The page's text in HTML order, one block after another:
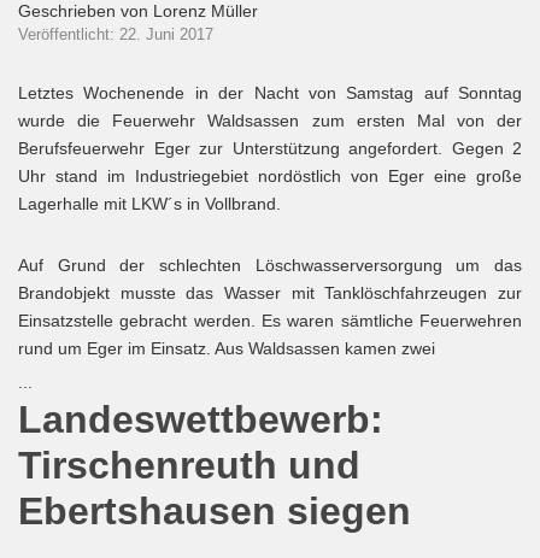
Geschrieben von Lorenz Müller
Veröffentlicht: 22. Juni 2017
Letztes Wochenende in der Nacht von Samstag auf Sonntag
wurde die Feuerwehr Waldsassen zum ersten Mal von der
Berufsfeuerwehr Eger zur Unterstützung angefordert. Gegen 2
Uhr stand im Industriegebiet nordöstlich von Eger eine große
Lagerhalle mit LKW´s in Vollbrand.
Auf Grund der schlechten Löschwasserversorgung um das
Brandobjekt musste das Wasser mit Tanklöschfahrzeugen zur
Einsatzstelle gebracht werden. Es waren sämtliche Feuerwehren
rund um Eger im Einsatz. Aus Waldsassen kamen zwei
Landeswettbewerb:
Tirschenreuth und
Ebertshausen siegen